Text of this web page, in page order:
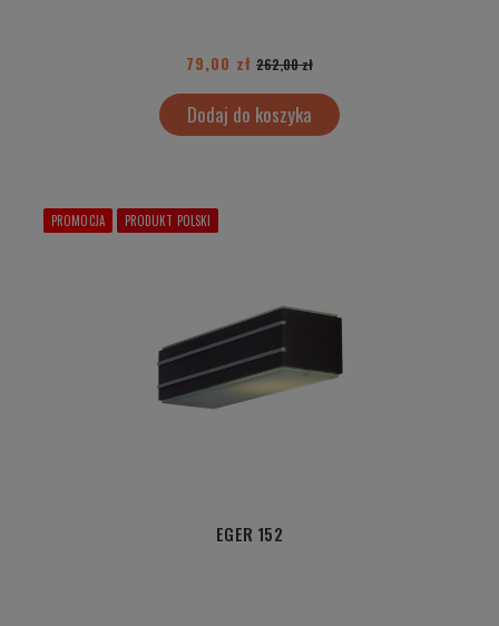
79,00 zł 262,00 zł
Dodaj do koszyka
EGER 152
PROMOCJA PRODUKT POLSKI